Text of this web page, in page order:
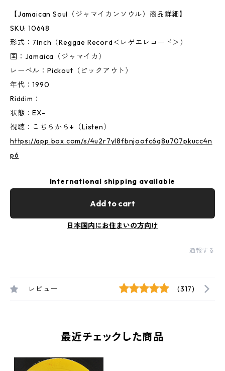
【Jamaican Soul（ジャマイカンソウル）商品詳細】
SKU: 10648
形式：7Inch（Reggae Record＜レゲエレコード＞）
国：Jamaica（ジャマイカ）
レーベル：Pickout（ピックアウト）
年代：1990
Riddim：
状態：EX-
視聴：こちらから↓（Listen）
https://app.box.com/s/4u2r7yl8fbnjoofc6q8u707pkucc4n
p6
International shipping available
Add to cart
日本国内にお住まいの方向け
通報する
レビュー (317)
最近チェックした商品